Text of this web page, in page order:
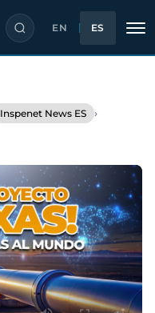
EN ES
Inspenet News ES ›